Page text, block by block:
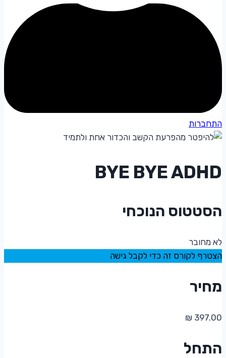
התחברות
BYE BYE ADHD
הסטטוס הנוכחי
לא מחובר
הצטרף לקורס זה כדי לקבל גישה
מחיר
התחל